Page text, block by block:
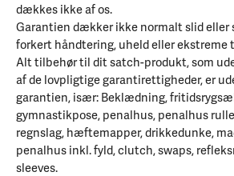
dækkes ikke af os.
Garantien dækker ikke normalt slid eller
forkert håndtering, uheld eller ekstreme
Alt tilbehør til dit satch-produkt, som
af de lovpligtige garantirettigheder, er
garantien, især: Beklædning,
gymnastikpose, penalhus, penalhus
regnslag, hæftemapper, drikkedunke,
penalhus inkl. fyld, clutch, swaps,
sleeves.